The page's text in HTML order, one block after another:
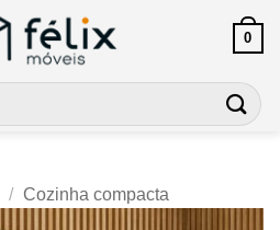
0
/ Cozinha compacta